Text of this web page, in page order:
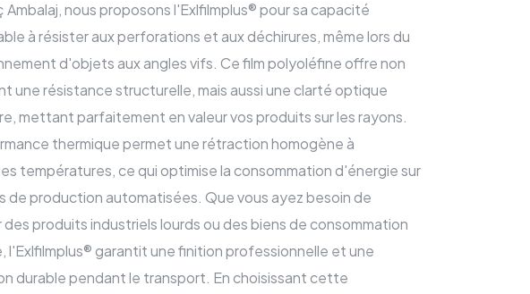
Ambalaj, nous proposons l'Exlfilmplus® pour sa capacité
à résister aux perforations et aux déchirures, même lors du
d'objets aux angles vifs. Ce film polyoléfine offre non
une résistance structurelle, mais aussi une clarté optique
mettant parfaitement en valeur vos produits sur les rayons.
thermique permet une rétraction homogène à
températures, ce qui optimise la consommation d'énergie sur
de production automatisées. Que vous ayez besoin de
des produits industriels lourds ou des biens de consommation
l'Exlfilmplus® garantit une finition professionnelle et une
durable pendant le transport. En choisissant cette